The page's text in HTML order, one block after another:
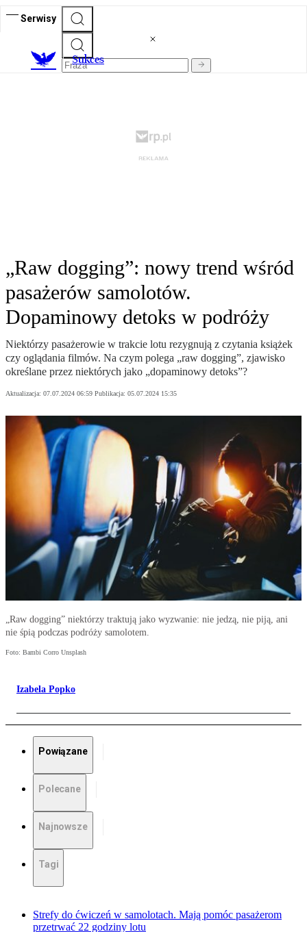
Serwisy
Sukces
„Raw dogging”: nowy trend wśród
pasażerów samolotów.
Dopaminowy detoks w podróży
Niektórzy pasażerowie w trakcie lotu rezygnują z czytania książek
czy oglądania filmów. Na czym polega „raw dogging”, zjawisko
określane przez niektórych jako „dopaminowy detoks”?
Aktualizacja: 07.07.2024 06:59 Publikacja: 05.07.2024 15:35
„Raw dogging” niektórzy traktują jako wyzwanie: nie jedzą, nie piją, ani
nie śpią podczas podróży samolotem.
Foto: Bambi Corro Unsplash
Izabela Popko
Powiązane
Polecane
Najnowsze
Tagi
Strefy do ćwiczeń w samolotach. Mają pomóc pasażerom
przetrwać 22 godziny lotu